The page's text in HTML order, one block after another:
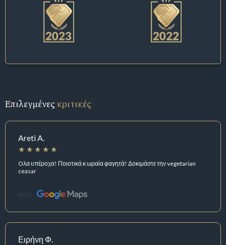
Επιλεγμένεςκριτικές
Areti A.
Oλα υπέροχα! Ποιοτικά κ ωραία φαγητά! Δοκιμάστε την vegetarian
ceasar
Πηγή:
Ειρήνη Φ.